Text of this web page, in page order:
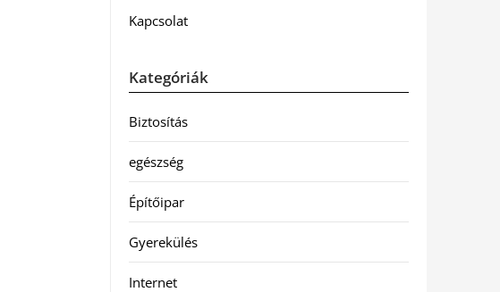
Kapcsolat
Kategóriák
Biztosítás
egészség
Építőipar
Gyerekülés
Internet